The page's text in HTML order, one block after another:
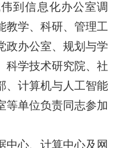
到信息化办公室调
教学、科研、管理工
政办公室、规划与学
科学技术研究院、社
、计算机与人工智能
等单位负责同志参加
中心、计算中心及网